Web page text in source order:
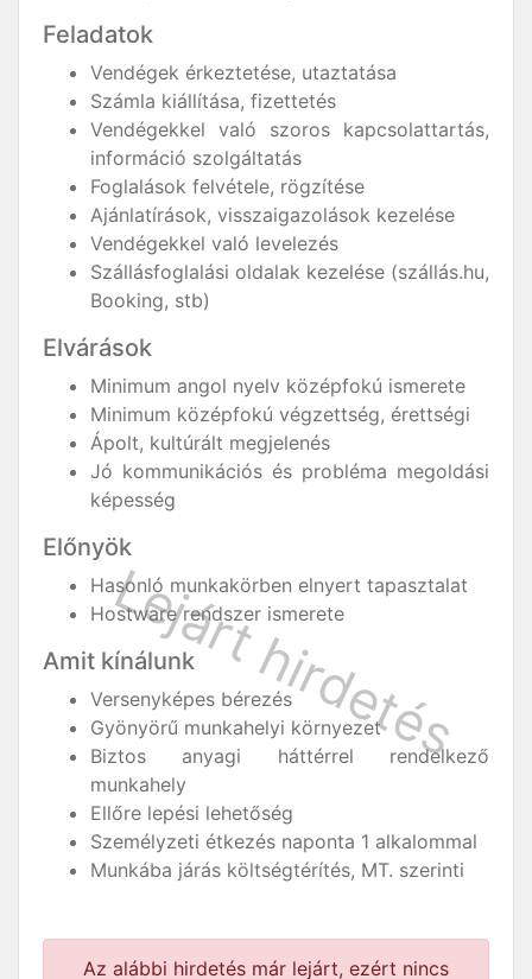
Feladatok
Vendégek érkeztetése, utaztatása
Számla kiállítása, fizettetés
Vendégekkel való szoros kapcsolattartás,
információ szolgáltatás
Foglalások felvétele, rögzítése
Ajánlatírások, visszaigazolások kezelése
Vendégekkel való levelezés
Szállásfoglalási oldalak kezelése (szállás.hu,
Booking, stb)
Elvárások
Minimum angol nyelv középfokú ismerete
Minimum középfokú végzettség, érettségi
Ápolt, kultúrált megjelenés
Jó kommunikációs és probléma megoldási
képesség
Előnyök
Hasonló munkakörben elnyert tapasztalat
Hostware rendszer ismerete
Amit kínálunk
Versenyképes bérezés
Gyönyörű munkahelyi környezet
Biztos anyagi háttérrel rendelkező
munkahely
Ellőre lepési lehetőség
Személyzeti étkezés naponta 1 alkalommal
Munkába járás költségtérítés, MT. szerinti
Az alábbi hirdetés már lejárt, ezért nincs